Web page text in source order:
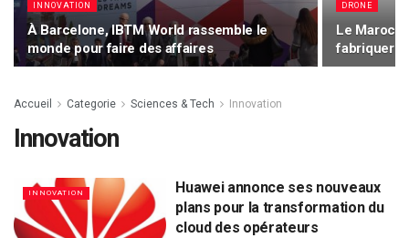
INNOVATION
À Barcelone, IBTM World rassemble le
monde pour faire des affaires
DRONE
Le Maroc
fabriquer
Accueil Categorie Sciences & Tech Innovation
Innovation
INNOVATION
Huawei annonce ses nouveaux
plans pour la transformation du
cloud des opérateurs